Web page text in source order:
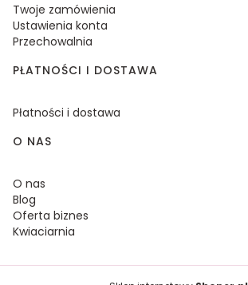
Twoje zamówienia
Ustawienia konta
Przechowalnia
PŁATNOŚCI I DOSTAWA
Płatności i dostawa
O NAS
O nas
Blog
Oferta biznes
Kwiaciarnia